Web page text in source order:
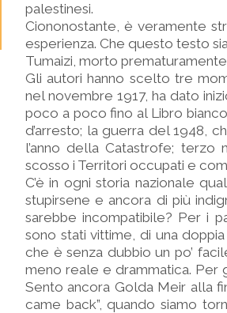
palestinesi.
Ciononostante, è veramente
esperienza. Che questo testo
Tumaizi, morto
Gli autori hanno scelto tre
nel novembre 1917, ha dato
poco a poco fino al Libro
d’arresto; la guerra del 1948,
l’anno della Catastrofe; terzo
scosso i Territori occupati e
C’è in ogni storia nazionale
stupirsene e ancora di più
sarebbe incompatibile? Per i
sono stati vittime, di una
che è senza dubbio un po’
meno reale e drammatica. Per
Sento ancora Golda Meir alla
came back”, quando siamo